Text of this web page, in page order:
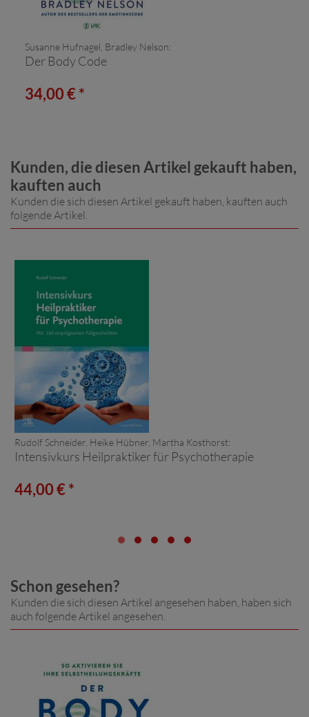
Susanne Hufnagel, Bradley Nelson:
Der Body Code
34,00 € *
Kunden, die diesen Artikel gekauft haben,
kauften auch
Kunden die sich diesen Artikel gekauft haben, kauften auch
folgende Artikel.
Rudolf Schneider, Heike Hübner, Martha Kosthorst:
Intensivkurs Heilpraktiker für Psychotherapie
44,00 € *
Schon gesehen?
Kunden die sich diesen Artikel angesehen haben, haben sich
auch folgende Artikel angesehen.